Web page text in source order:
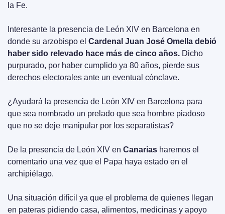
la Fe.
Interesante la presencia de León XIV en Barcelona en
donde su arzobispo el Cardenal Juan José Omella debió
haber sido relevado hace más de cinco años. Dicho
purpurado, por haber cumplido ya 80 años, pierde sus
derechos electorales ante un eventual cónclave.
¿Ayudará la presencia de León XIV en Barcelona para
que sea nombrado un prelado que sea hombre piadoso
que no se deje manipular por los separatistas?
De la presencia de León XIV en Canarias haremos el
comentario una vez que el Papa haya estado en el
archipiélago.
Una situación difícil ya que el problema de quienes llegan
en pateras pidiendo casa, alimentos, medicinas y apoyo